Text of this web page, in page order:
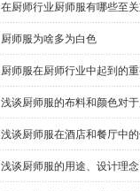
在厨师行业厨师服有哪些至
厨师服为啥多为白色
厨师服在厨师行业中起到的
浅谈厨师服的布料和颜色对
浅谈厨师服在酒店和餐厅中
浅谈厨师服的用途、设计理